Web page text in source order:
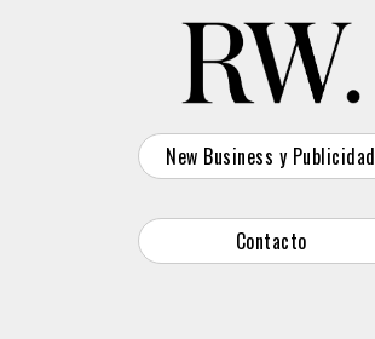
New Business y Publicidad
Contacto